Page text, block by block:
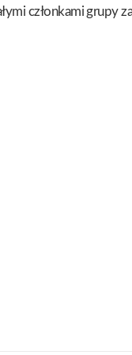
członkami grupy